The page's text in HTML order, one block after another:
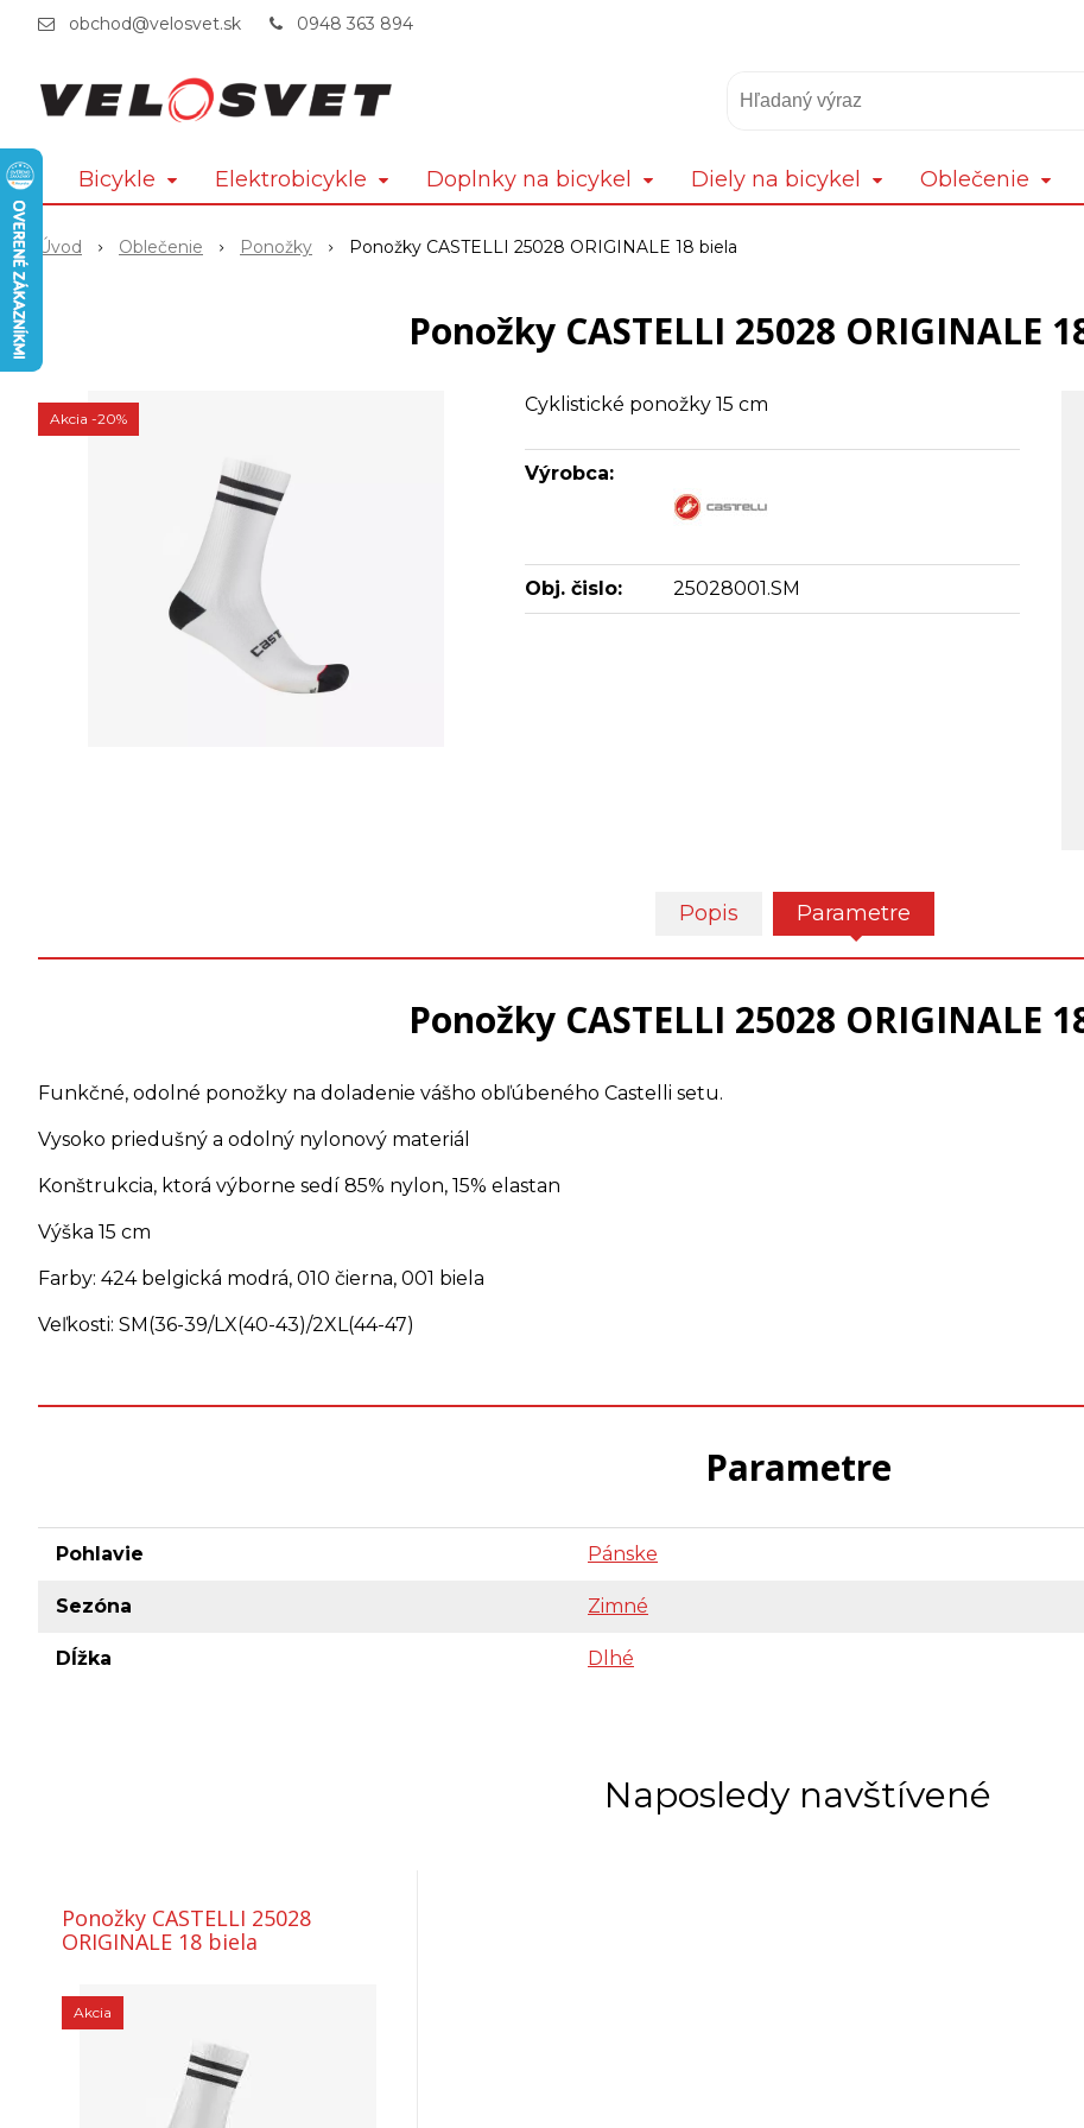
obchod@velosvet.sk 0948 363 894
Bicykle Elektrobicykle Doplnky na bicykel Diely na bicykel Oblečenie
Úvod Oblečenie Ponožky Ponožky CASTELLI 25028 ORIGINALE 18 biela
Ponožky CASTELLI 25028 ORIGINALE
Akcia -20%
Cyklistické ponožky 15 cm
Výrobca:
Obj. čislo: 25028001.SM
Popis Parametre
Ponožky CASTELLI 25028 ORIGINALE
Funkčné, odolné ponožky na doladenie vášho obľúbeného Castelli setu.
Vysoko priedušný a odolný nylonový materiál
Konštrukcia, ktorá výborne sedí 85% nylon, 15% elastan
Výška 15 cm
Farby: 424 belgická modrá, 010 čierna, 001 biela
Veľkosti: SM(36-39/LX(40-43)/2XL(44-47)
Parametre
Pohlavie Pánske
Sezóna Zimné
Dĺžka Dlhé
Naposledy navštívené
Ponožky CASTELLI 25028
ORIGINALE 18 biela
Akcia